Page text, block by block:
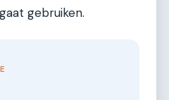
gebruiken.